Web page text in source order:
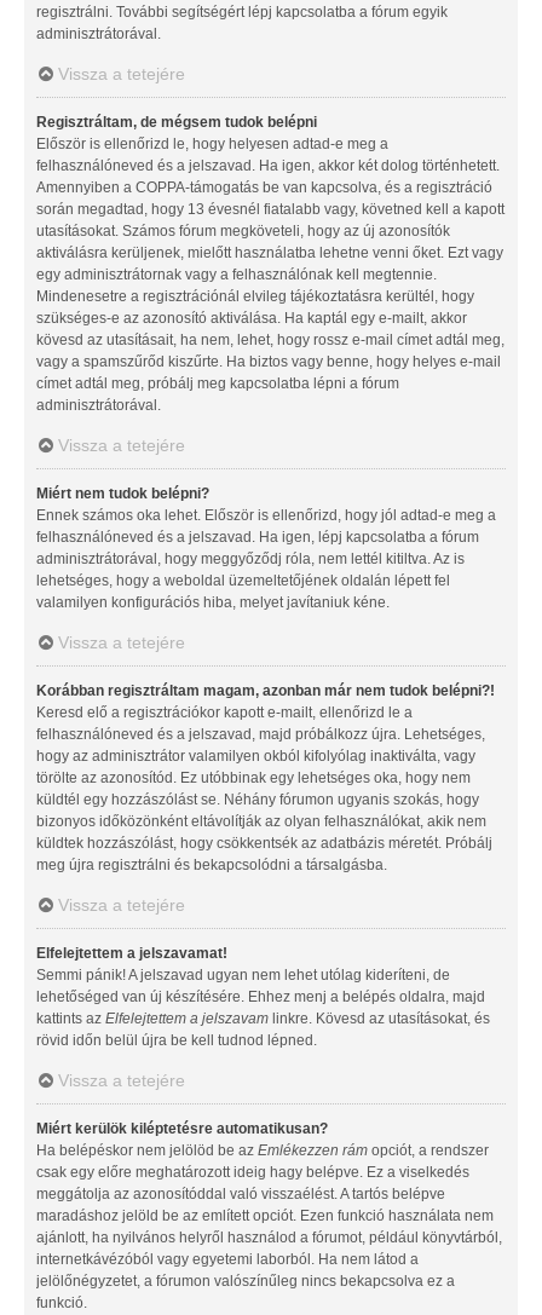
regisztrálni. További segítségért lépj kapcsolatba a fórum egyik
adminisztrátorával.
Vissza a tetejére
Regisztráltam, de mégsem tudok belépni
Először is ellenőrizd le, hogy helyesen adtad-e meg a
felhasználóneved és a jelszavad. Ha igen, akkor két dolog történhetett.
Amennyiben a COPPA-támogatás be van kapcsolva, és a regisztráció
során megadtad, hogy 13 évesnél fiatalabb vagy, követned kell a kapott
utasításokat. Számos fórum megköveteli, hogy az új azonosítók
aktiválásra kerüljenek, mielőtt használatba lehetne venni őket. Ezt vagy
egy adminisztrátornak vagy a felhasználónak kell megtennie.
Mindenesetre a regisztrációnál elvileg tájékoztatásra kerültél, hogy
szükséges-e az azonosító aktiválása. Ha kaptál egy e-mailt, akkor
kövesd az utasításait, ha nem, lehet, hogy rossz e-mail címet adtál meg,
vagy a spamszűrőd kiszűrte. Ha biztos vagy benne, hogy helyes e-mail
címet adtál meg, próbálj meg kapcsolatba lépni a fórum
adminisztrátorával.
Vissza a tetejére
Miért nem tudok belépni?
Ennek számos oka lehet. Először is ellenőrizd, hogy jól adtad-e meg a
felhasználóneved és a jelszavad. Ha igen, lépj kapcsolatba a fórum
adminisztrátorával, hogy meggyőződj róla, nem lettél kitiltva. Az is
lehetséges, hogy a weboldal üzemeltetőjének oldalán lépett fel
valamilyen konfigurációs hiba, melyet javítaniuk kéne.
Vissza a tetejére
Korábban regisztráltam magam, azonban már nem tudok belépni?!
Keresd elő a regisztrációkor kapott e-mailt, ellenőrizd le a
felhasználóneved és a jelszavad, majd próbálkozz újra. Lehetséges,
hogy az adminisztrátor valamilyen okból kifolyólag inaktiválta, vagy
törölte az azonosítód. Ez utóbbinak egy lehetséges oka, hogy nem
küldtél egy hozzászólást se. Néhány fórumon ugyanis szokás, hogy
bizonyos időközönként eltávolítják az olyan felhasználókat, akik nem
küldtek hozzászólást, hogy csökkentsék az adatbázis méretét. Próbálj
meg újra regisztrálni és bekapcsolódni a társalgásba.
Vissza a tetejére
Elfelejtettem a jelszavamat!
Semmi pánik! A jelszavad ugyan nem lehet utólag kideríteni, de
lehetőséged van új készítésére. Ehhez menj a belépés oldalra, majd
kattints az Elfelejtettem a jelszavam linkre. Kövesd az utasításokat, és
rövid időn belül újra be kell tudnod lépned.
Vissza a tetejére
Miért kerülök kiléptetésre automatikusan?
Ha belépéskor nem jelölöd be az Emlékezzen rám opciót, a rendszer
csak egy előre meghatározott ideig hagy belépve. Ez a viselkedés
meggátolja az azonosítóddal való visszaélést. A tartós belépve
maradáshoz jelöld be az említett opciót. Ezen funkció használata nem
ajánlott, ha nyilvános helyről használod a fórumot, például könyvtárból,
internetkávézóból vagy egyetemi laborból. Ha nem látod a
jelölőnégyzetet, a fórumon valószínűleg nincs bekapcsolva ez a
funkció.